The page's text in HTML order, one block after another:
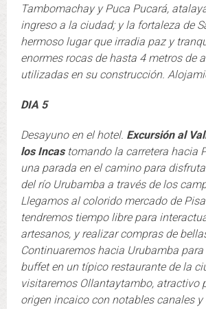
Tambomachay y Puca Pucará,
ingreso a la ciudad; y la fortaleza de
hermoso lugar que irradia paz y
enormes rocas de hasta 4 metros de
utilizadas en su construcción.
DIA 5
Desayuno en el hotel. Excursión al
los Incastomando la carretera hacia
una parada en el camino para
del río Urubamba a través de los
Llegamos al colorido mercado de
tendremos tiempo libre para
artesanos, y realizar compras de
Continuaremos hacia Urubamba
buffet en un típico restaurante de la
visitaremos Ollantaytambo, atractivo
origen incaico con notables canales y